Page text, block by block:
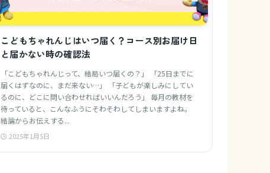
こどもちゃれんじはいつ届く？コース別お届け日
と届かない時の確認法
「こどもちゃれんじって、結局いつ届くの？」 「25日までに
届くはずなのに、まだ来ない…」 「子どもが楽しみにしてい
るのに、どこに問い合わせればいいんだろう」 毎月の教材を
待っていると、こんなふうにそわそわしてしまいますよね。
結論からお伝えする...
2025年1月5日